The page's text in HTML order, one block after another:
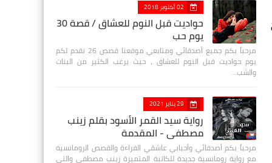
02 أكتوبر 2018
حواديت قبل النوم للعشاق / قصة 30
يوم حب
مرحباً بكم جميع أصدقائي ومتابعي موقعنا قصص 26 نقدم لكم
يوم حواديت قبل النوم للعشاق ، حيث يرغب الكثير من البنات
والشب…
29 يناير 2021
رواية سيد القمر الأسود بقلم زينب
مصطفي - المقدمة
مرحباً بكم أصدقائي وأحبابي عاشقي القراءة والقصص الرومانسية
مع رواية رومانسية جديدة للكاتبة المتميزة زينب مصطفى والتي